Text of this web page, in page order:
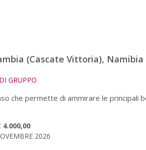
(Cascate Vittoria),
GRUPPO
che permette di ammirare le principali
4.000,00
2026